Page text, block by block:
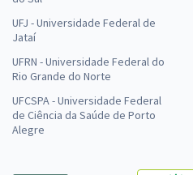
UFJ - Universidade Federal de
Jataí
UFRN - Universidade Federal do
Rio Grande do Norte
UFCSPA - Universidade Federal
de Ciência da Saúde de Porto
Alegre